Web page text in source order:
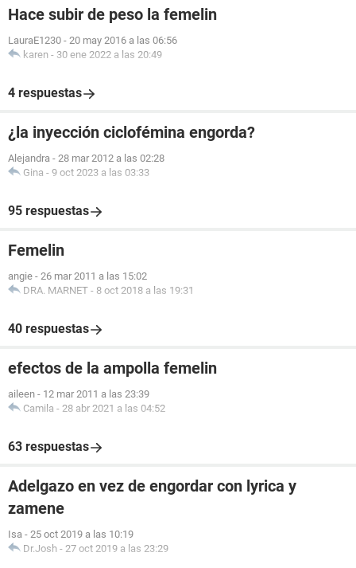
Hace subir de peso la femelin
LauraE1230 - 20 may 2016 a las 06:56
karen - 30 ene 2022 a las 20:49
4 respuestas
¿la inyección ciclofémina engorda?
Alejandra - 28 mar 2012 a las 02:28
Gina - 9 oct 2023 a las 03:33
95 respuestas
Femelin
angie - 26 mar 2011 a las 15:02
DRA. MARNET - 8 oct 2018 a las 19:31
40 respuestas
efectos de la ampolla femelin
aileen - 12 mar 2011 a las 23:39
Camila - 28 abr 2021 a las 04:52
63 respuestas
Adelgazo en vez de engordar con lyrica y
zamene
Isa - 25 oct 2019 a las 10:19
Dr.Josh - 27 oct 2019 a las 23:29